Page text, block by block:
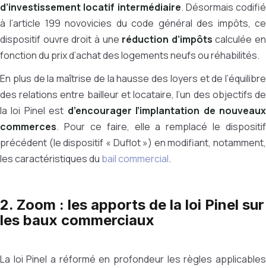
d’investissement locatif intermédiaire. Désormais codifié
à l’article 199 novovicies du code général des impôts, ce
dispositif ouvre droit à une réduction d’impôts calculée en
fonction du prix d’achat des logements neufs ou réhabilités.
En plus de la maîtrise de la hausse des loyers et de l’équilibre
des relations entre bailleur et locataire, l’un des objectifs de
la loi Pinel est d’encourager l’implantation de nouveaux
commerces. Pour ce faire, elle a remplacé le dispositif
précédent (le dispositif « Duflot ») en modifiant, notamment,
les caractéristiques du bail commercial.
2. Zoom : les apports de la loi Pinel sur
les baux commerciaux
La loi Pinel a réformé en profondeur les règles applicables